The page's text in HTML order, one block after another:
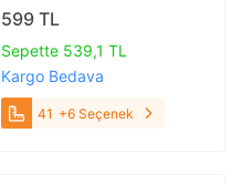
599 TL
Sepette 539,1 TL
Kargo Bedava
41 +6 Seçenek